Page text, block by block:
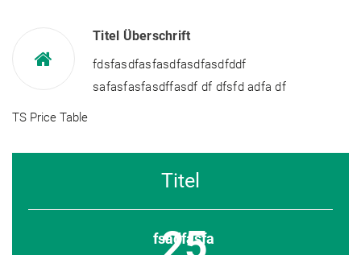
Titel Überschrift
fdsfasdfasfasdfasdfasdfddf
safasfasfasdffasdf df dfsfd adfa df
TS Price Table
Titel
fsadfasfa